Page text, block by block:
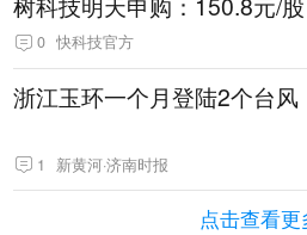
0 快科技官方
浙江玉环一个月登陆2个台风
1 新黄河·济南时报
点击查看更